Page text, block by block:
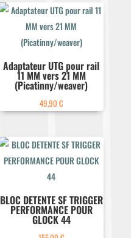
Adaptateur UTG pour rail
11 MM vers 21 MM
(Picatinny/weaver)
49,90€
BLOC DETENTE SF TRIGGER
PERFORMANCE POUR
GLOCK 44